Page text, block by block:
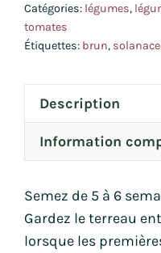
Catégories: légumes,
tomates
Étiquettes: brun,
Description
Information
Semez de 5 à 6
Gardez le terreau
lorsque les